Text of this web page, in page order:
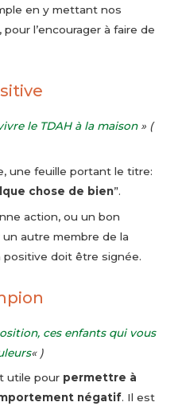
en y mettant nos
l’encourager à faire de
le TDAH à la maison» (
une feuille portant le titre:
chose de bien”.
action, ou un bon
autre membre de la
positive doit être signée.
ces enfants qui vous
« )
utile pour permettre à
négatif. Il est